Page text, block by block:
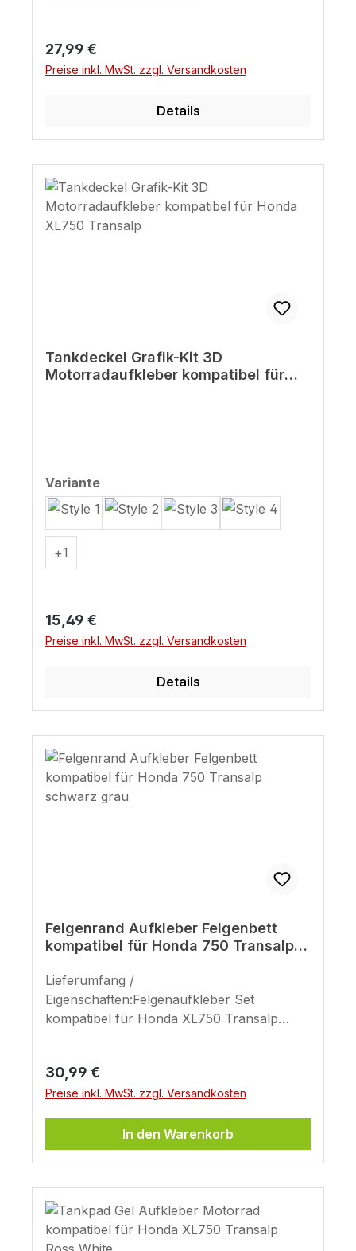
Regulärer Preis:
27,99 €
Preise inkl. MwSt. zzgl. Versandkosten
Details
Tankdeckel Grafik-Kit 3D
Motorradaufkleber kompatibel für
Varianteauswählen
+1
Regulärer Preis:
15,49 €
Preise inkl. MwSt. zzgl. Versandkosten
Details
Felgenrand Aufkleber Felgenbett
kompatibel für Honda 750 Transalp
Lieferumfang /
Eigenschaften:Felgenaufkleber Set
kompatibel für Honda XL750 Transalp
Metallic" und "Matt Iridium Gray
Metallic"passend für 21 Zoll vorne und 18
Zoll hintenLieferumfang: 16 Felgenstreifen
(+ Ersatzstreifen) - ausreichend für 2
Motorrad-Felgen
Regulärer Preis:
30,99 €
Preise inkl. MwSt. zzgl. Versandkosten
In den Warenkorb